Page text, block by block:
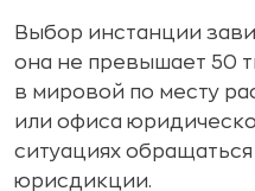
Выбор инстанции
она не превышает 50
в мировой по месту
или офиса
ситуациях
юрисдикции.